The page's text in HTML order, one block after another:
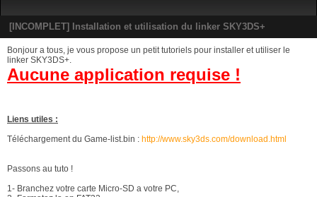
[INCOMPLET] Installation et utilisation du linker SKY3DS+
Bonjour a tous, je vous propose un petit tutoriels pour installer et utiliser le
linker SKY3DS+.
Aucune application requise !
Liens utiles :
Téléchargement du Game-list.bin : http://www.sky3ds.com/download.html
Passons au tuto !
1- Branchez votre carte Micro-SD a votre PC,